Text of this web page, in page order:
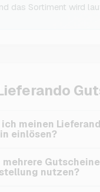
das Sortiment wird
ich meinen
einlösen?
oder in der
mehrere
nutzen?